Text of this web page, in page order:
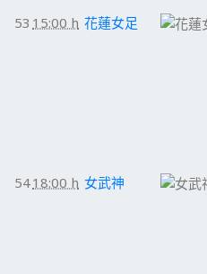
53 15:00 h 花蓮女足
5418:00 h 女武神